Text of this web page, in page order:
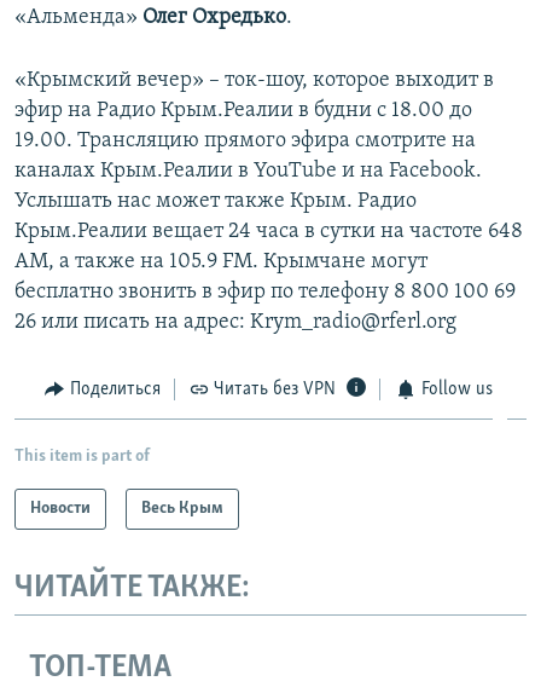
«Альменда» Олег Охредько.
«Крымский вечер» – ток-шоу, которое выходит в
эфир на Радио Крым.Реалии в будни с 18.00 до
19.00. Трансляцию прямого эфира смотрите на
каналах Крым.Реалии в YouTube и на Facebook.
Услышать нас может также Крым. Радио
Крым.Реалии вещает 24 часа в сутки на частоте 648
АМ, а также на 105.9 FM. Крымчане могут
бесплатно звонить в эфир по телефону 8 800 100 69
26 или писать на адрес: Krym_radio@rferl.org
Поделиться Читать без VPN Follow us
This item is part of
Новости Весь Крым
ЧИТАЙТЕ ТАКЖЕ:
ТОП-ТЕМА